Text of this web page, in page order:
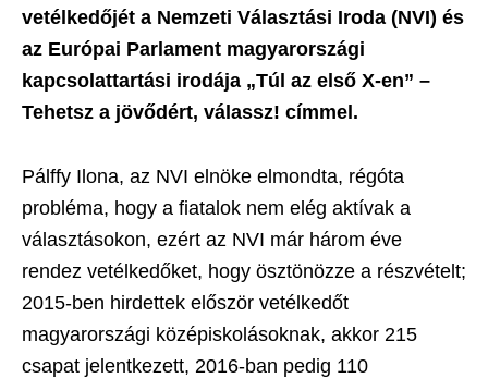
vetélkedőjét a Nemzeti Választási Iroda (NVI) és
az Európai Parlament magyarországi
kapcsolattartási irodája „Túl az első X-en” –
Tehetsz a jövődért, válassz! címmel.
Pálffy Ilona, az NVI elnöke elmondta, régóta
probléma, hogy a fiatalok nem elég aktívak a
választásokon, ezért az NVI már három éve
rendez vetélkedőket, hogy ösztönözze a részvételt;
2015-ben hirdettek először vetélkedőt
magyarországi középiskolásoknak, akkor 215
csapat jelentkezett, 2016-ban pedig 110